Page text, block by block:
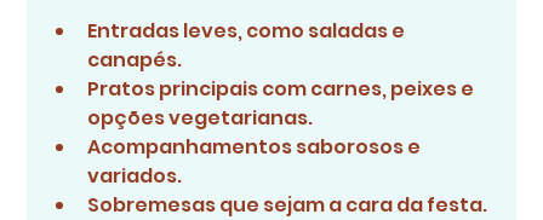
Entradas leves, como saladas e
canapés.
Pratos principais com carnes, peixes e
opções vegetarianas.
Acompanhamentos saborosos e
variados.
Sobremesas que sejam a cara da festa.